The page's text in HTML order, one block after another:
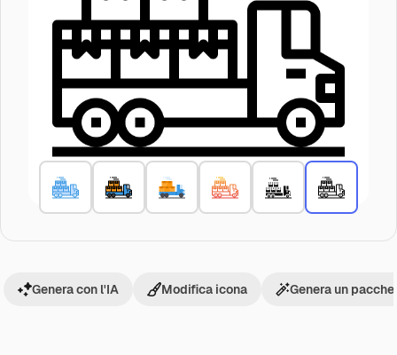
Genera con l'IA Modifica icona Genera un